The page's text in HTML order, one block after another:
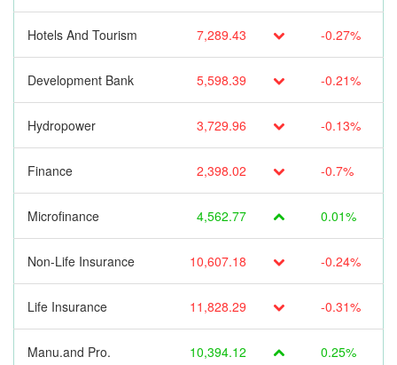
Hotels And Tourism 7,289.43 -0.27%
Development Bank 5,598.39 -0.21%
Hydropower 3,729.96 -0.13%
Finance 2,398.02 -0.7%
Microfinance 4,562.77 0.01%
Non-Life Insurance 10,607.18 -0.24%
Life Insurance 11,828.29 -0.31%
Manu.and Pro. 10,394.12 0.25%